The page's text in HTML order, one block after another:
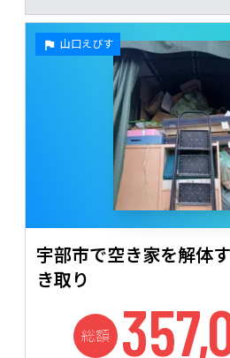
山口えびす
宇部市で空き家を解体
き取り
総額